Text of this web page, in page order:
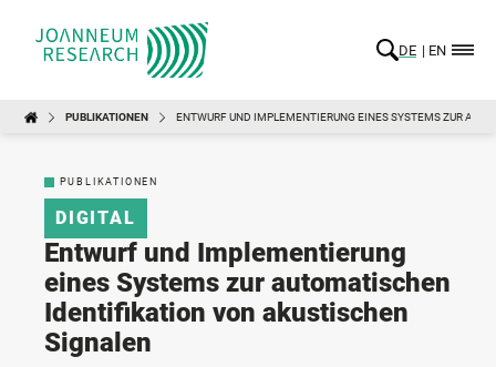
DE EN
PUBLIKATIONEN ENTWURF UND IMPLEMENTIERUNG EINES SYSTEMS ZUR
PUBLIKATIONEN
DIGITAL
Entwurf und Implementierung
eines Systems zur automatischen
Identifikation von akustischen
Signalen